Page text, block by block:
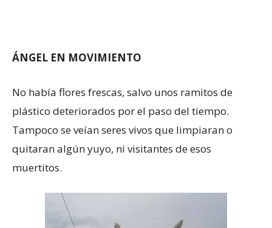
ÁNGEL EN MOVIMIENTO
No había flores frescas, salvo unos ramitos de
plástico deteriorados por el paso del tiempo.
Tampoco se veían seres vivos que limpiaran o
quitaran algún yuyo, ni visitantes de esos
muertitos.